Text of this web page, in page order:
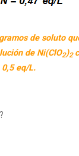
de soluto
de Ni(ClO2)2
eq/L.